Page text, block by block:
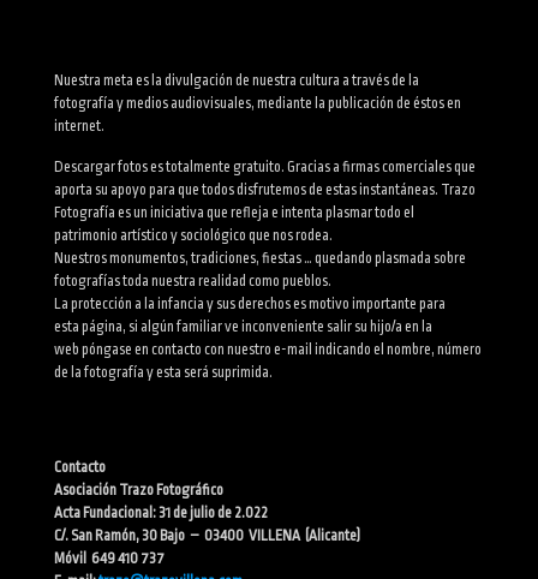
Nuestra meta es la divulgación de nuestra cultura a través de la
fotografía y medios audiovisuales, mediante la publicación de éstos en
internet.
Descargar fotos es totalmente gratuito. Gracias a firmas comerciales que
aporta su apoyo para que todos disfrutemos de estas instantáneas. Trazo
Fotografía es un iniciativa que refleja e intenta plasmar todo el
patrimonio artístico y sociológico que nos rodea.
Nuestros monumentos, tradiciones, fiestas … quedando plasmada sobre
fotografías toda nuestra realidad como pueblos.
La protección a la infancia y sus derechos es motivo importante para
esta página, si algún familiar ve inconveniente salir su hijo/a en la
web póngase en contacto con nuestro e-mail indicando el nombre, número
de la fotografía y esta será suprimida.
Contacto
Asociación Trazo Fotográfico
Acta Fundacional: 31 de julio de 2.022
C/. San Ramón, 30 Bajo – 03400 VILLENA (Alicante)
Móvil 649 410 737